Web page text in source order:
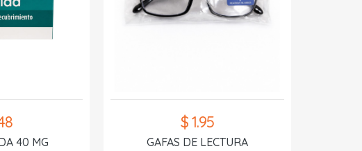
40 MG
$ 1.95
GAFAS DE LECTURA